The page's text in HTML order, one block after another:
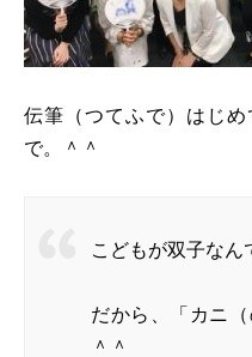
伝筆（つてふで）はじ
で。＾＾
こどもが双子なん
だから、「カニ
＾＾